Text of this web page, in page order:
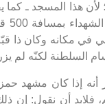
لأن هذا المسجد ـ
في مكانه وكان ذا
السلطنة لكنّه لم
أنه إذا كان مشهد
فلابد أن نقول: إن